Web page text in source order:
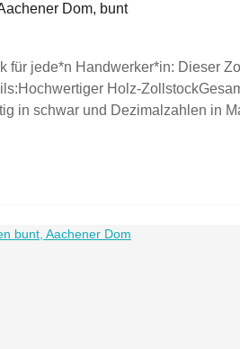
Dom, bunt
für jede*n Handwerker*in: Dieser
Holz-
in schwar und Dezimalzahlen in